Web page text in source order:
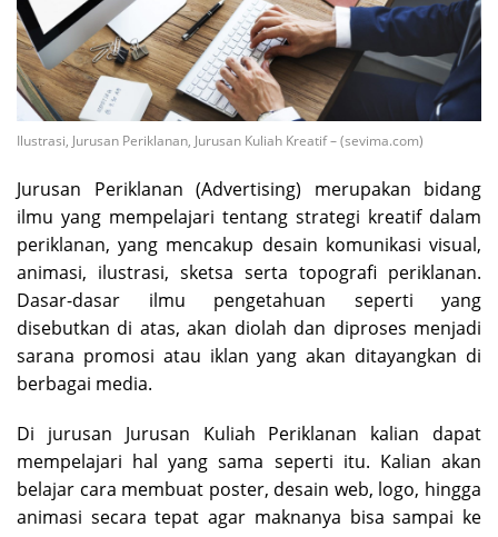
Ilustrasi, Jurusan Periklanan, Jurusan Kuliah Kreatif – (sevima.com)
Jurusan Periklanan (Advertising) merupakan bidang
ilmu yang mempelajari tentang strategi kreatif dalam
periklanan, yang mencakup desain komunikasi visual,
animasi, ilustrasi, sketsa serta topografi periklanan.
Dasar-dasar ilmu pengetahuan seperti yang
disebutkan di atas, akan diolah dan diproses menjadi
sarana promosi atau iklan yang akan ditayangkan di
berbagai media.
Di jurusan Jurusan Kuliah Periklanan kalian dapat
mempelajari hal yang sama seperti itu. Kalian akan
belajar cara membuat poster, desain web, logo, hingga
animasi secara tepat agar maknanya bisa sampai ke